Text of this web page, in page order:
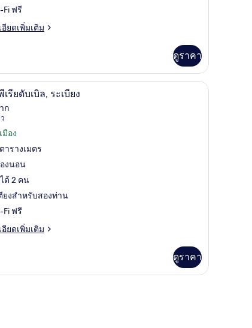
Fi ฟรี
อียดเพิ่มเติม
ดูราคา
ย
ห้องซูพีเรียดับเบิล, ระเบียง | Wi-Fi ฟรี, ผ้าปูที่นอ
รียดับเบิล, ระเบียง
10
ก
)
มือง
ารางเมตร
งนอน
ด้ 2 คน
ยงสำหรับสองท่าน
Fi ฟรี
อียดเพิ่มเติม
ดูราคา